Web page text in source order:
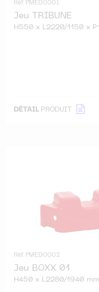
Réf. PMED0001
Jeu TRIBUNE
H550 x L2220/1150 x
DÉTAIL PRODUIT
Réf. PMED0002
Jeu BOXX 01
H450 x L2280/1940